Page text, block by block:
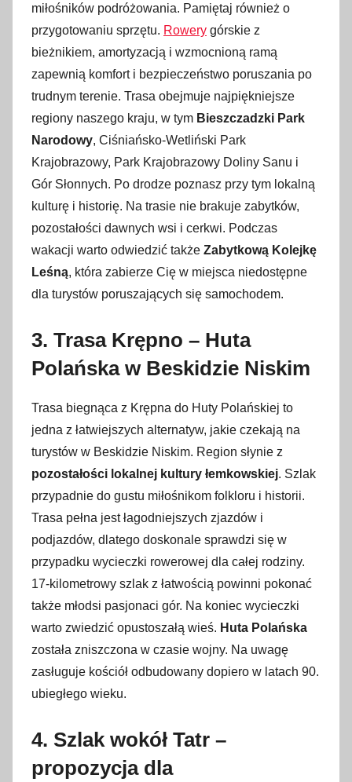
miłośników podróżowania. Pamiętaj również o
przygotowaniu sprzętu. Rowery górskie z
bieżnikiem, amortyzacją i wzmocnioną ramą
zapewnią komfort i bezpieczeństwo poruszania po
trudnym terenie. Trasa obejmuje najpiękniejsze
regiony naszego kraju, w tym Bieszczadzki Park
Narodowy, Ciśniańsko-Wetliński Park
Krajobrazowy, Park Krajobrazowy Doliny Sanu i
Gór Słonnych. Po drodze poznasz przy tym lokalną
kulturę i historię. Na trasie nie brakuje zabytków,
pozostałości dawnych wsi i cerkwi. Podczas
wakacji warto odwiedzić także Zabytkową Kolejkę
Leśną, która zabierze Cię w miejsca niedostępne
dla turystów poruszających się samochodem.
3. Trasa Krępno – Huta
Polańska w Beskidzie Niskim
Trasa biegnąca z Krępna do Huty Polańskiej to
jedna z łatwiejszych alternatyw, jakie czekają na
turystów w Beskidzie Niskim. Region słynie z
pozostałości lokalnej kultury łemkowskiej. Szlak
przypadnie do gustu miłośnikom folkloru i historii.
Trasa pełna jest łagodniejszych zjazdów i
podjazdów, dlatego doskonale sprawdzi się w
przypadku wycieczki rowerowej dla całej rodziny.
17-kilometrowy szlak z łatwością powinni pokonać
także młodsi pasjonaci gór. Na koniec wycieczki
warto zwiedzić opustoszałą wieś. Huta Polańska
została zniszczona w czasie wojny. Na uwagę
zasługuje kościół odbudowany dopiero w latach 90.
ubiegłego wieku.
4. Szlak wokół Tatr –
propozycja dla